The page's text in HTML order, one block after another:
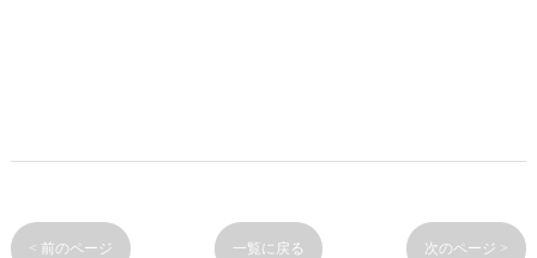
< 前のページ 一覧に戻る 次のページ >